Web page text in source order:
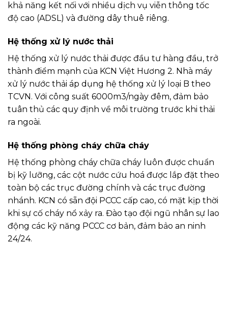
khả năng kết nối với nhiều dịch vụ viễn thông tốc
độ cao (ADSL) và đường dây thuê riêng.
Hệ thống xử lý nước thải
Hệ thống xử lý nước thải được đầu tư hàng đầu, trở
thành điểm mạnh của KCN Việt Hương 2. Nhà máy
xử lý nước thải áp dụng hệ thống xử lý loại B theo
TCVN. Với công suất 6000m3/ngày đêm, đảm bảo
tuân thủ các quy định về môi trường trước khi thải
ra ngoài.
Hệ thống phòng cháy chữa cháy
Hệ thống phòng cháy chữa cháy luôn được chuẩn
bị kỹ lưỡng, các cột nước cứu hoá được lắp đặt theo
toàn bộ các trục đường chính và các trục đường
nhánh. KCN có sẵn đội PCCC cấp cao, có mặt kịp thời
khi sự cố cháy nổ xảy ra. Đào tạo đội ngũ nhân sự lao
động các kỹ năng PCCC cơ bản, đảm bảo an ninh
24/24.